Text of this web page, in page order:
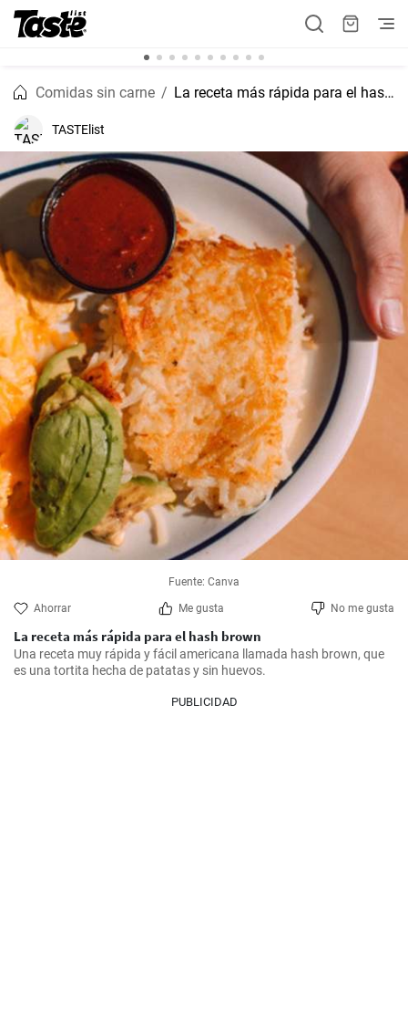
Comidas sin carne La receta más rápida para el hash brown
TASTElist
Fuente: Canva
Ahorrar Me gusta No me gusta
La receta más rápida para el hash brown
Una receta muy rápida y fácil americana llamada hash brown, que
es una tortita hecha de patatas y sin huevos.
PUBLICIDAD